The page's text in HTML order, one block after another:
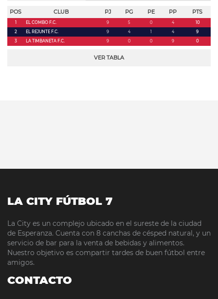
POS CLUB PJ PG PE PP PTS
1 EL COMBO F.C. 9 5 0 4
10
2
EL REJUNTE F.C. 9 4 1 4
9
3
LA TIMBANETA F.C. 9 0 0 9 0
VER TABLA
LA CITY FÚTBOL 7
La City es un complejo ubicado en el sureste de la ciudad
de Esperanza. Cuenta con 8 canchas de césped natural, y un
servicio de bar para la venta de bebidas y alimentos.
Nuestro objetivo es compartir tardes de buen fútbol entre
amigos.
CONTACTO